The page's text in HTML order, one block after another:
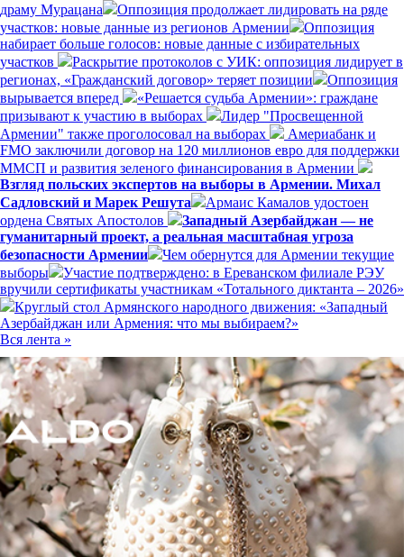
драму Мурацана
Оппозиция продолжает лидировать на ряде
участков: новые данные из регионов Армении
Оппозиция
набирает больше голосов: новые данные с избирательных
участков
Раскрытие протоколов с УИК: оппозиция лидирует в
регионах, «Гражданский договор» теряет позиции
Оппозиция
вырывается вперед
«Решается судьба Армении»: граждане
призывают к участию в выборах
Лидер "Просвещенной
Армении" также проголосовал на выборах
Америабанк и
FMO заключили договор на 120 миллионов евро для поддержки
ММСП и развития зеленого финансирования в Армении
Взгляд польских экспертов на выборы в Армении. Михал
Садловский и Марек Решута
Армаис Камалов удостоен
ордена Святых Апостолов
Западный Азербайджан — не
гуманитарный проект, а реальная масштабная угроза
безопасности Армении
Чем обернутся для Армении текущие
выборы
Участие подтверждено: в Ереванском филиале РЭУ
вручили сертификаты участникам «Тотального диктанта – 2026»
Круглый стол Армянского народного движения: «Западный
Азербайджан или Армения: что мы выбираем?»
Вся лента »